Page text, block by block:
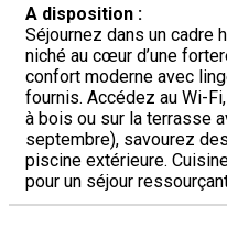
A disposition :
Séjournez dans un cadre
niché au cœur d’une
confort moderne avec
fournis. Accédez au Wi-
à bois ou sur la terrasse
septembre), savourez
piscine extérieure.
pour un séjour